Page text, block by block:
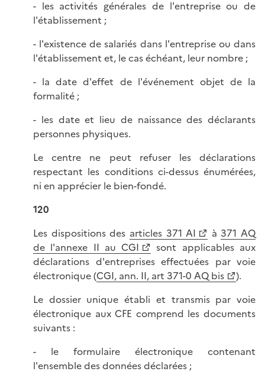
- les activités générales de l'entreprise ou de
l'établissement ;
- l'existence de salariés dans l'entreprise ou dans
l'établissement et, le cas échéant, leur nombre ;
- la date d'effet de l'événement objet de la
formalité ;
- les date et lieu de naissance des déclarants
personnes physiques.
Le centre ne peut refuser les déclarations
respectant les conditions ci-dessus énumérées,
ni en apprécier le bien-fondé.
120
Les dispositions des articles 371 AI à 371 AQ
de l'annexe II au CGI
sont applicables aux
déclarations d'entreprises effectuées par voie
électronique (CGI, ann. II, art 371-0 AQ bis
).
Le dossier unique établi et transmis par voie
électronique aux CFE comprend les documents
suivants :
- le formulaire électronique contenant
l'ensemble des données déclarées ;